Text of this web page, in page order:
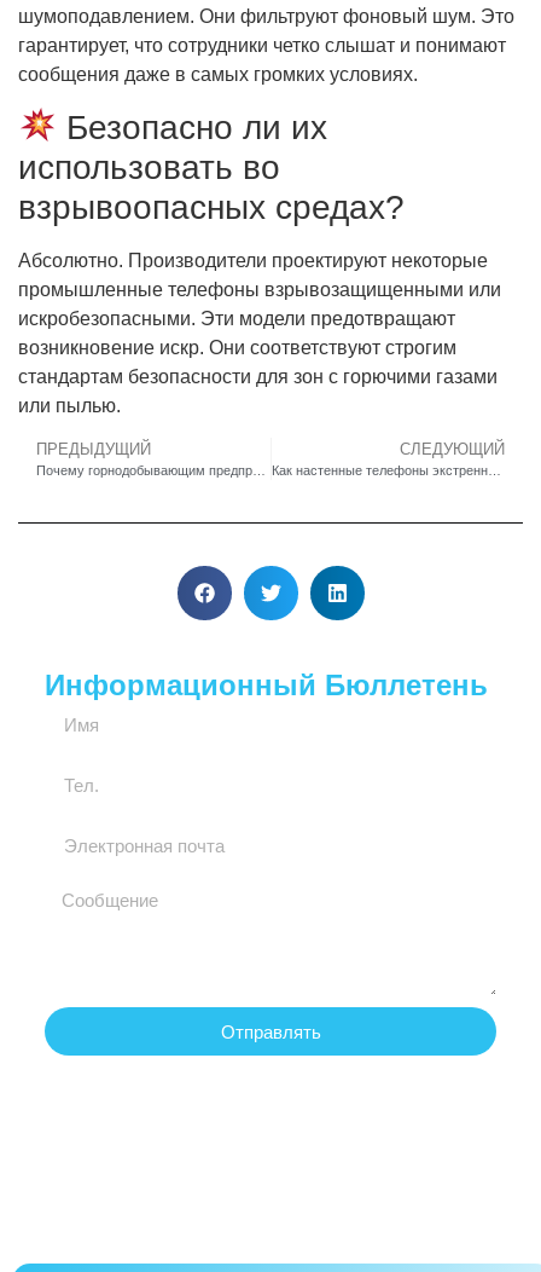
шумоподавлением. Они фильтруют фоновый шум. Это
гарантирует, что сотрудники четко слышат и понимают
сообщения даже в самых громких условиях.
Безопасно ли их
использовать во
взрывоопасных средах?
Абсолютно. Производители проектируют некоторые
промышленные телефоны взрывозащищенными или
искробезопасными. Эти модели предотвращают
возникновение искр. Они соответствуют строгим
стандартам безопасности для зон с горючими газами
или пылью.
ПРЕДЫДУЩИЙ СЛЕДУЮЩИЙ
Как настенные телефоны экстренной помощи могут улучшить время реагирования на станциях общественного транспорта?
Информационный Бюллетень
Отправлять